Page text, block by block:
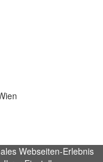
Webseiten-Erlebnis